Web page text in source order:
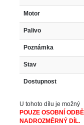
Motor
Palivo
Poznámka
Stav
Dostupnost
U tohoto dílu je možný
POUZE OSOBNÍ
NADROZMĚRNÝ DÍL.